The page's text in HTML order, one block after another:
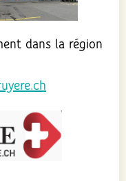
dans la région